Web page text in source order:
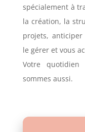
spécialement à
la création, la
projets,
le gérer et vous
Votre
sommes aussi.